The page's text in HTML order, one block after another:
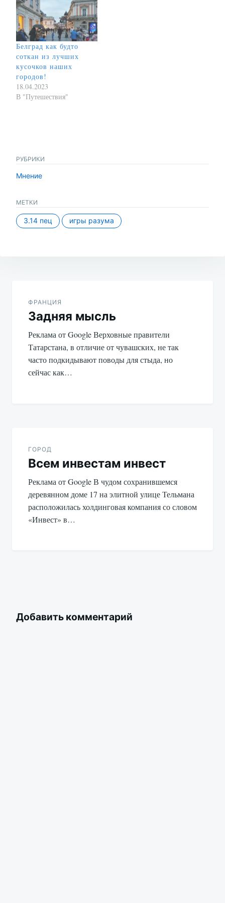
Белград как будто
соткан из лучших
кусочков наших
городов!
18.04.2023
В "Путешествия"
РУБРИКИ
Мнение
МЕТКИ
3.14 пец игры разума
записям
ФРАНЦИЯ
Задняя мысль
Реклама от Google Верховные правители
Татарстана, в отличие от чувашских, не так
часто подкидывают поводы для стыда, но
сейчас как…
ГОРОД
Всем инвестам инвест
Реклама от Google В чудом сохранившемся
деревянном доме 17 на элитной улице Тельмана
расположилась холдинговая компания со словом
«Инвест» в…
Добавить комментарий